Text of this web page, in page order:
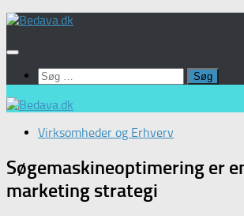
Skip
content
Søg
efter:
Virksomheder og Erhverv
Søgemaskineoptimering er
marketing strategi